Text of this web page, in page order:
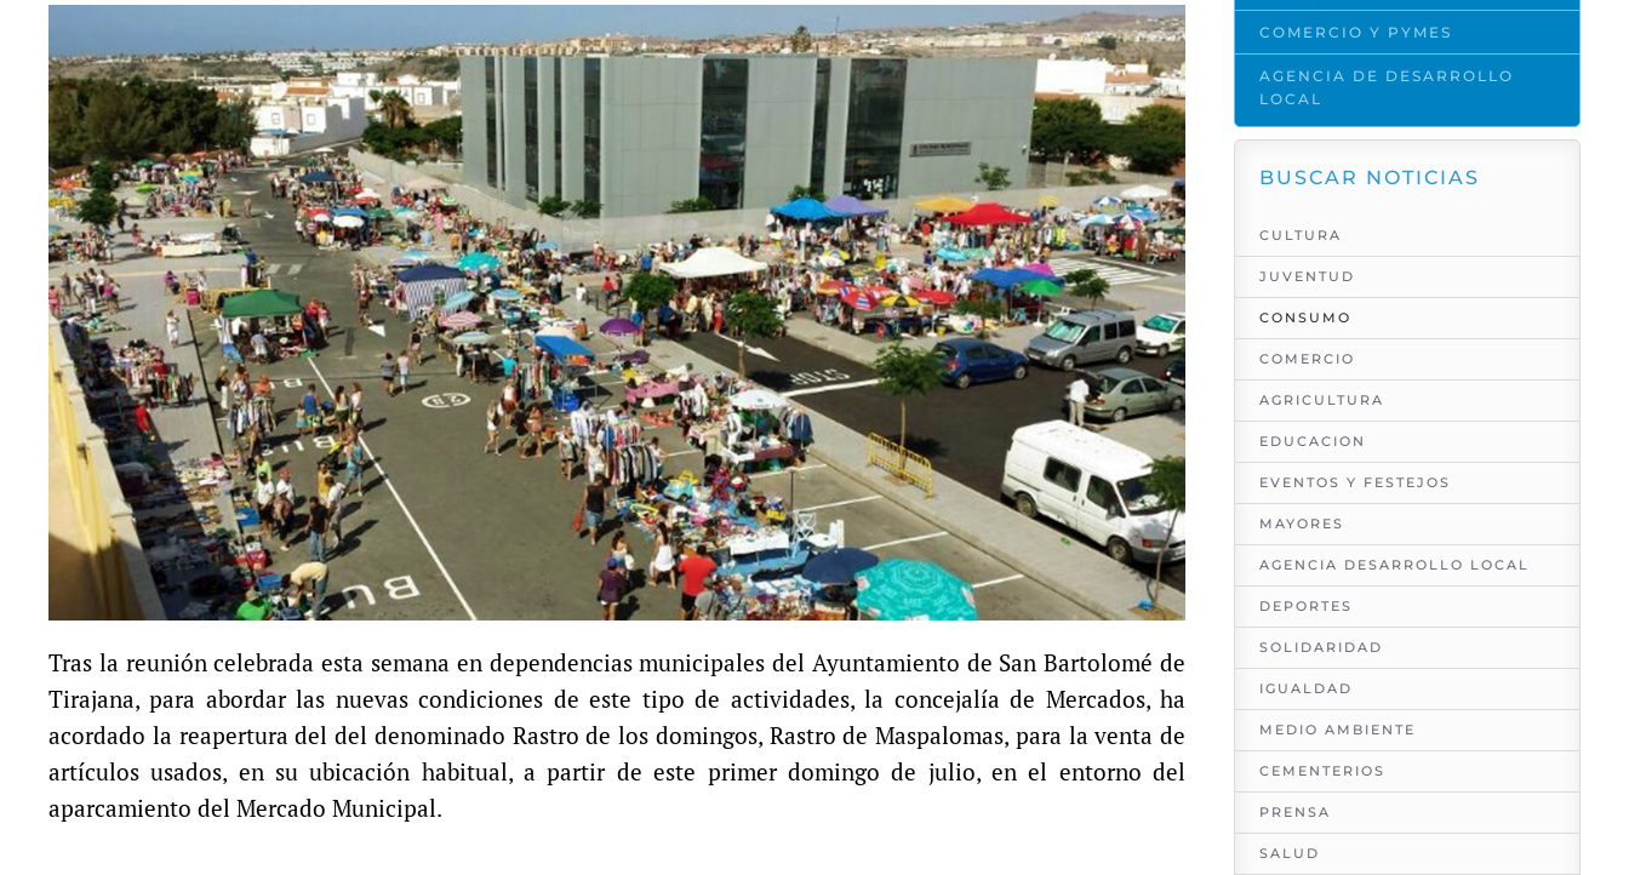
Tras la reunión celebrada esta semana en dependencias municipales del Ayuntamiento de San Bartolomé de
Tirajana, para abordar las nuevas condiciones de este tipo de actividades, la concejalía de Mercados, ha
acordado la reapertura del del denominado Rastro de los domingos, Rastro de Maspalomas, para la venta de
artículos usados, en su ubicación habitual, a partir de este primer domingo de julio, en el entorno del
aparcamiento del Mercado Municipal.
COMERCIO Y PYMES
AGENCIA DE DESARROLLO
LOCAL
BUSCAR NOTICIAS
CULTURA
JUVENTUD
CONSUMO
COMERCIO
AGRICULTURA
EDUCACION
EVENTOS Y FESTEJOS
MAYORES
AGENCIA DESARROLLO LOCAL
DEPORTES
SOLIDARIDAD
IGUALDAD
MEDIO AMBIENTE
CEMENTERIOS
PRENSA
SALUD